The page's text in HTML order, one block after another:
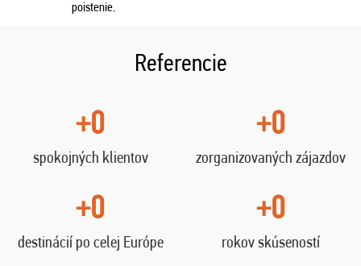
poistenie.
Referencie
+0
spokojných klientov
+0
zorganizovaných zájazdov
+0
destinácií po celej Európe
+0
rokov skúseností